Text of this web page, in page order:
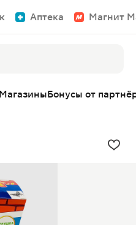
Аптека Магнит
МагазиныБонусы от